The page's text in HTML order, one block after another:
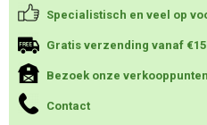
Specialistisch en veel op
Gratis verzending vanaf
Bezoek onze verkooppunten
Contact